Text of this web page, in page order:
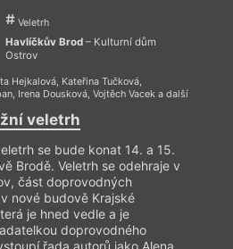
Veletrh
Havlíčkův Brod– Kulturní dům
Ostrov
Hejkalová, Kateřina Tučková,
, Irena Dousková, Vojtěch Vaceka další
veletrh
se bude konat 14. a 15.
Brodě. Veletrh se odehraje v
část doprovodných
nové budově Krajské
je hned vedle a je
doprovodného